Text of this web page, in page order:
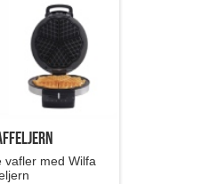
vafler med Wilfa